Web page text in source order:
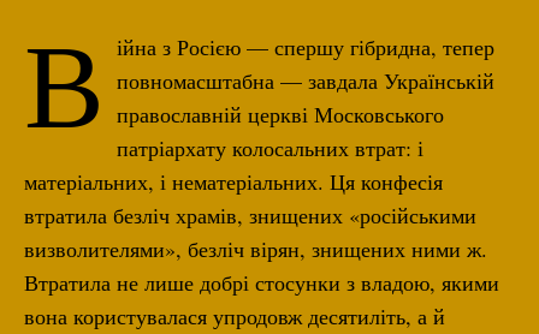
В
ійна з Росією — спершу гібридна, тепер
повномасштабна — завдала Українській
православній церкві Московського
патріархату колосальних втрат: і
матеріальних, і нематеріальних. Ця конфесія
втратила безліч храмів, знищених «російськими
визволителями», безліч вірян, знищених ними ж.
Втратила не лише добрі стосунки з владою, якими
вона користувалася упродовж десятиліть, а й